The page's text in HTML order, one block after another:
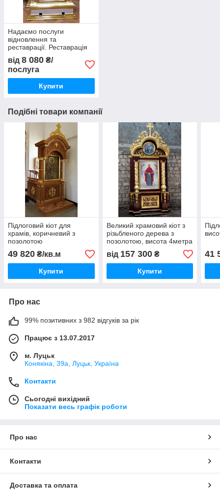
Надаємо послуги
відновлення та
реставрації. Реставрація
старовинних виносної
ікони
від 8 080 ₴/
послуга
Купити
Подібні товари компанії
Підлоговий кіот для
храмів, коричневий з
позолотою
49 820 ₴/кв.м
Купити
Великий храмовий кіот з
різьбленого дерева з
позолотою, висота 4метра
від 157 300₴
Купити
41
Про нас
99% позитивних з 982 відгуків за рік
Працює з 13.07.2017
м. Луцьк
Конякіна, 39а, Луцьк, Україна
Контакти
Сьогодні вихідний
Показати весь графік роботи
Про нас
Контакти
Доставка та оплата